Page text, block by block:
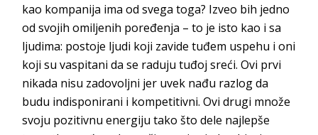
kao kompanija ima od svega toga? Izveo bih jedno
od svojih omiljenih poređenja – to je isto kao i sa
ljudima: postoje ljudi koji zavide tuđem uspehu i oni
koji su vaspitani da se raduju tuđoj sreći. Ovi prvi
nikada nisu zadovoljni jer uvek nađu razlog da
budu indisponirani i kompetitivni. Ovi drugi množe
svoju pozitivnu energiju tako što dele najlepše